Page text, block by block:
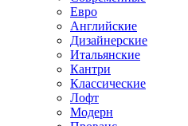
Евро
Английские
Дизайнерские
Итальянские
Кантри
Классические
Лофт
Модерн